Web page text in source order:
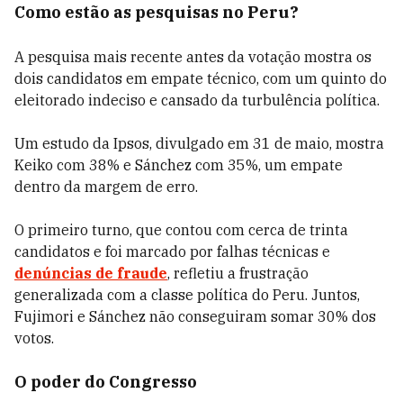
Como estão as pesquisas no Peru?
A pesquisa mais recente antes da votação mostra os
dois candidatos em empate técnico, com um quinto do
eleitorado indeciso e cansado da turbulência política.
Um estudo da Ipsos, divulgado em 31 de maio, mostra
Keiko com 38% e Sánchez com 35%, um empate
dentro da margem de erro.
O primeiro turno, que contou com cerca de trinta
candidatos e foi marcado por falhas técnicas e
denúncias de fraude, refletiu a frustração
generalizada com a classe política do Peru. Juntos,
Fujimori e Sánchez não conseguiram somar 30% dos
votos.
O poder do Congresso